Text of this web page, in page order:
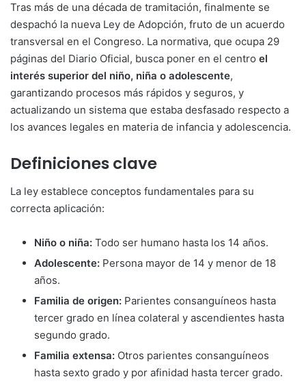
Tras más de una década de tramitación, finalmente se
despachó la nueva Ley de Adopción, fruto de un acuerdo
transversal en el Congreso. La normativa, que ocupa 29
páginas del Diario Oficial, busca poner en el centro el
interés superior del niño, niña o adolescente,
garantizando procesos más rápidos y seguros, y
actualizando un sistema que estaba desfasado respecto a
los avances legales en materia de infancia y adolescencia.
Definiciones clave
La ley establece conceptos fundamentales para su
correcta aplicación:
Niño o niña: Todo ser humano hasta los 14 años.
Adolescente: Persona mayor de 14 y menor de 18
años.
Familia de origen: Parientes consanguíneos hasta
tercer grado en línea colateral y ascendientes hasta
segundo grado.
Familia extensa: Otros parientes consanguíneos
hasta sexto grado y por afinidad hasta tercer grado.